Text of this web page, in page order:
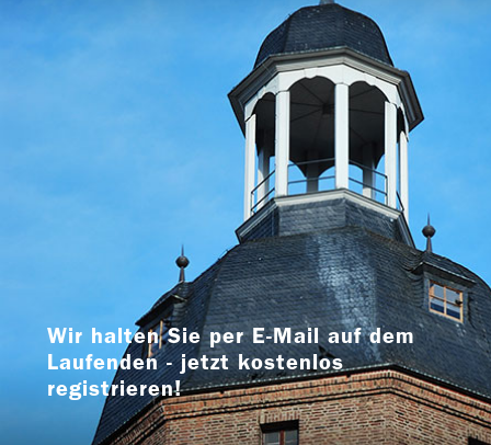
Wir halten Sie per E-Mail auf dem
Laufenden - jetzt kostenlos
registrieren!